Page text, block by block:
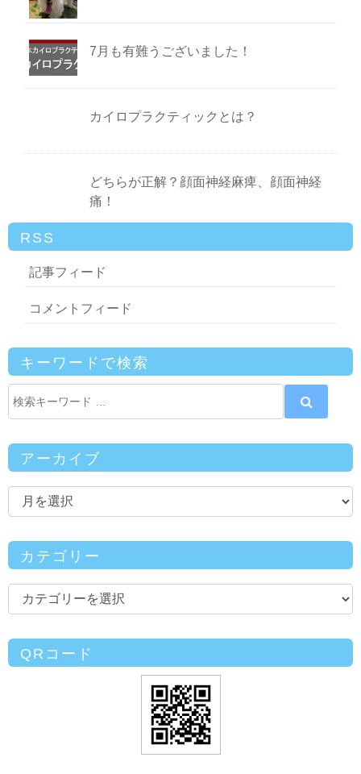
7月も有難うございました！
カイロプラクティックとは？
どちらが正解？顔面神経麻痺、顔面神経
痛！
RSS
記事フィード
コメントフィード
キーワードで検索
アーカイブ
カテゴリー
QRコード